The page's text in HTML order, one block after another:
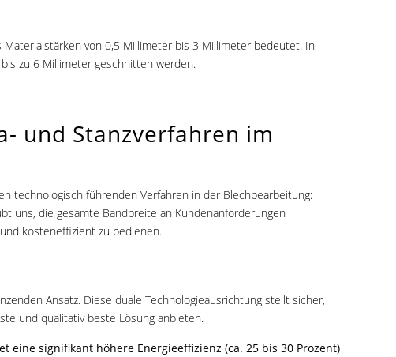
von 0,5 Millimeter bis 3 Millimeter bedeutet. In
zu 6 Millimeter geschnitten werden.
und Stanzverfahren im
technologisch führenden Verfahren in der Blechbearbeitung:
uns, die gesamte Bandbreite an Kundenanforderungen
kosteneffizient zu bedienen.
Ansatz. Diese duale Technologieausrichtung stellt sicher,
und qualitativ beste Lösung anbieten.
eine signifikant höhere Energieeffizienz (ca. 25 bis 30 Prozent)